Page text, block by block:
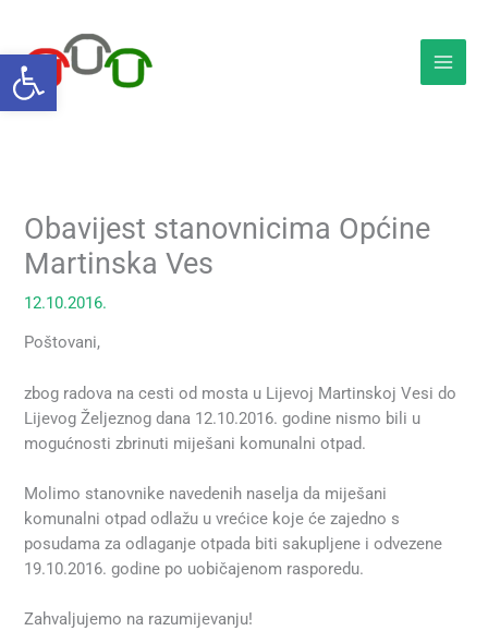
Open toolbar
content
Obavijest stanovnicima Općine
Martinska Ves
12.10.2016.
Poštovani,
zbog radova na cesti od mosta u Lijevoj Martinskoj Vesi do
Lijevog Željeznog dana 12.10.2016. godine nismo bili u
mogućnosti zbrinuti miješani komunalni otpad.
Molimo stanovnike navedenih naselja da miješani
komunalni otpad odlažu u vrećice koje će zajedno s
posudama za odlaganje otpada biti sakupljene i odvezene
19.10.2016. godine po uobičajenom rasporedu.
Zahvaljujemo na razumijevanju!